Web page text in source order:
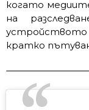
когато
на
кратко